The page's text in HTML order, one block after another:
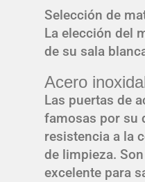
Selección de
La elección del
de su sala
Acero
Las puertas de
famosas por su
resistencia a la
de limpieza.
excelente para